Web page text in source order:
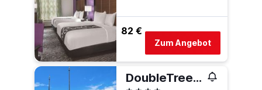
82 €
Zum Angebot
DoubleTree by Hilton Hotel Columbus